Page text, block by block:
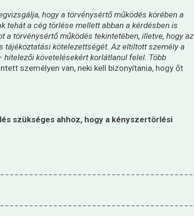
hogy a törvénysértő működés körében a
tehát a cég törlése mellett abban a kérdésben is
a törvénysértő működés tekintetében, illetve, hogy az
kötelezettségét. Az eltiltott személy a
követelésekért korlátlanul felel. Több
személyen van, neki kell bizonyítania, hogy őt
szükséges ahhoz, hogy a kényszertörlési